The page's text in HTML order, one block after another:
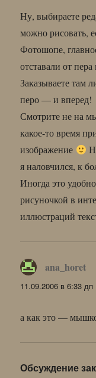
Ну, выбираете
можно рисовать,
Фотошопе,
отставали от
Заказываете там
перо — и вперед!
Смотрите не на
какое-то время
изображение
я наловчился, к
Иногда это
рисуночкой в
иллюстраций
ana_horet
11.09.2006 в 6:33 дп
а как это —
Обсуждение